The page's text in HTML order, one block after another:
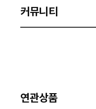
커뮤니티
연관상품